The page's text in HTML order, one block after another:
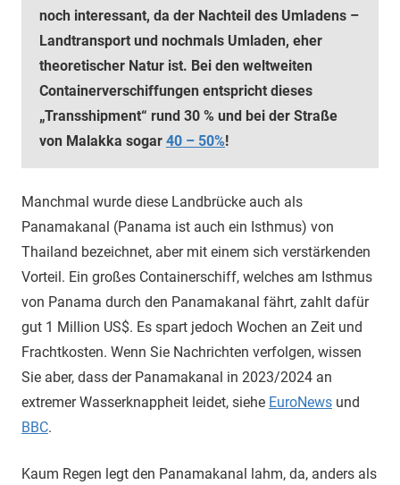
noch interessant, da der Nachteil des Umladens –
Landtransport und nochmals Umladen, eher
theoretischer Natur ist. Bei den weltweiten
Containerverschiffungen entspricht dieses
„Transshipment“ rund 30 % und bei der Straße
von Malakka sogar 40 – 50%!
Manchmal wurde diese Landbrücke auch als
Panamakanal (Panama ist auch ein Isthmus) von
Thailand bezeichnet, aber mit einem sich verstärkenden
Vorteil. Ein großes Containerschiff, welches am Isthmus
von Panama durch den Panamakanal fährt, zahlt dafür
gut 1 Million US$. Es spart jedoch Wochen an Zeit und
Frachtkosten. Wenn Sie Nachrichten verfolgen, wissen
Sie aber, dass der Panamakanal in 2023/2024 an
extremer Wasserknappheit leidet, siehe EuroNews und
BBC.
Kaum Regen legt den Panamakanal lahm, da, anders als